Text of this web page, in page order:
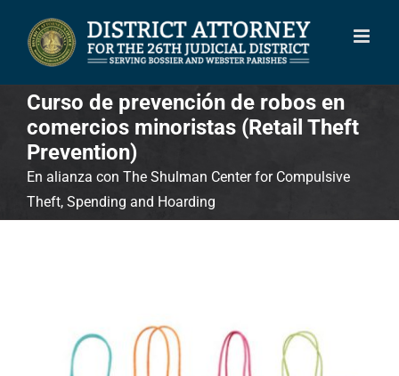
content
Curso de prevención de robos en
comercios minoristas (Retail Theft
Prevention)
En alianza con The Shulman Center for Compulsive
Theft, Spending and Hoarding